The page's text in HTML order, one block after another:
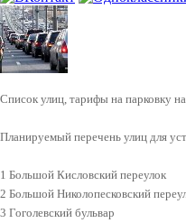
Список улиц, тарифы на парковку
Планируемый перечень улиц для
1 Большой Кисловский переулок
2 Большой Николопесковский
3 Гоголевский бульвар